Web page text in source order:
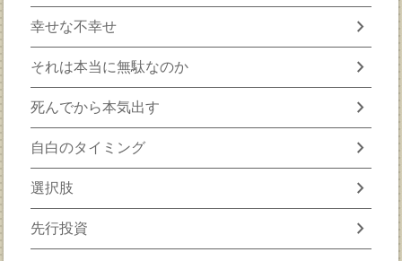
幸せな不幸せ chevron_right
それは本当に無駄なのか chevron_right
死んでから本気出す chevron_right
自白のタイミング chevron_right
選択肢 chevron_right
先行投資 chevron_right